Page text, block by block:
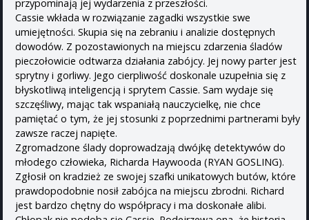
przypominają jej wydarzenia z przeszłości.
Cassie wkłada w rozwiązanie zagadki wszystkie swe
umiejętności. Skupia się na zebraniu i analizie dostępnych
dowodów. Z pozostawionych na miejscu zdarzenia śladów
pieczołowicie odtwarza działania zabójcy. Jej nowy parter jest
sprytny i gorliwy. Jego cierpliwość doskonale uzupełnia się z
błyskotliwą inteligencją i sprytem Cassie. Sam wydaje się
szczęśliwy, mając tak wspaniałą nauczycielkę, nie chce
pamiętać o tym, że jej stosunki z poprzednimi partnerami były
zawsze raczej napięte.
Zgromadzone ślady doprowadzają dwójkę detektywów do
młodego człowieka, Richarda Haywooda (RYAN GOSLING).
Zgłosił on kradzież ze swojej szafki unikatowych butów, które
prawdopodobnie nosił zabójca na miejscu zbrodni. Richard
jest bardzo chętny do współpracy i ma doskonałe alibi.